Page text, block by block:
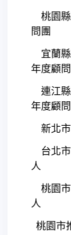
 桃園
問團
 宜蘭
年度顧
 連江
年度顧
 新北
 台北
人
 桃園
人
 桃園